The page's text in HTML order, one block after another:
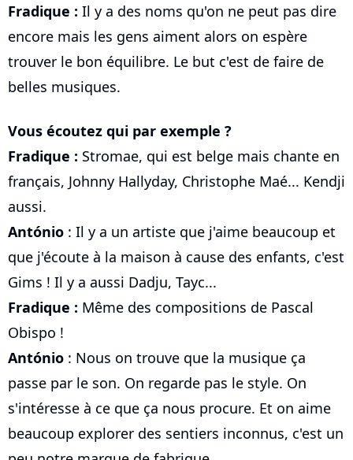
Fradique : Il y a des noms qu'on ne peut pas dire
encore mais les gens aiment alors on espère
trouver le bon équilibre. Le but c'est de faire de
belles musiques.
Vous écoutez qui par exemple ?
Fradique : Stromae, qui est belge mais chante en
français, Johnny Hallyday, Christophe Maé... Kendji
aussi.
António : Il y a un artiste que j'aime beaucoup et
que j'écoute à la maison à cause des enfants, c'est
Gims ! Il y a aussi Dadju, Tayc...
Fradique : Même des compositions de Pascal
Obispo !
António : Nous on trouve que la musique ça
passe par le son. On regarde pas le style. On
s'intéresse à ce que ça nous procure. Et on aime
beaucoup explorer des sentiers inconnus, c'est un